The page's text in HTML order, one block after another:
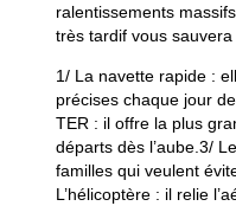
ralentissements
très tardif vous sauvera
1/ La navette rapide:
précises chaque jour
TER : il offre la plus
départs dès l’aube.3/
familles qui veulent
L’hélicoptère: il relie